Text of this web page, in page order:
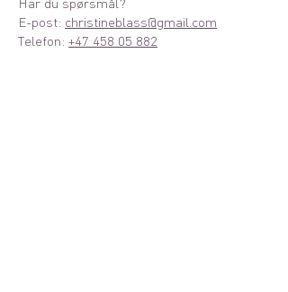
E-post: christineblass@gmail.com
Telefon: +47 458 05 882